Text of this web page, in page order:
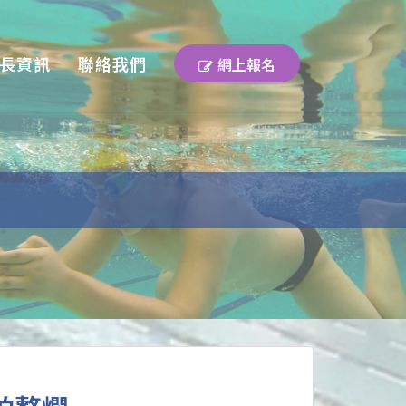
資訊 聯絡我們 網上報名